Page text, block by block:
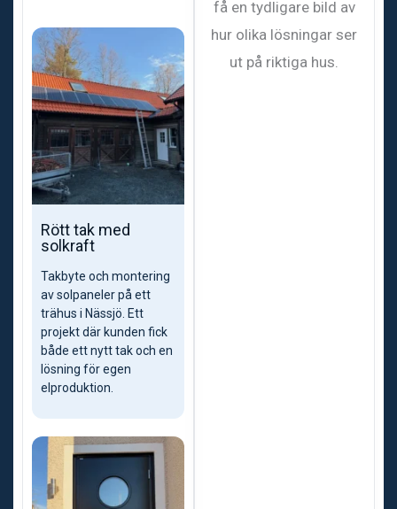
Rött tak med
solkraft
Takbyte och montering
av solpaneler på ett
trähus i Nässjö. Ett
projekt där kunden fick
både ett nytt tak och en
lösning för egen
elproduktion.
få en tydligare bild av
hur olika lösningar ser
ut på riktiga hus.